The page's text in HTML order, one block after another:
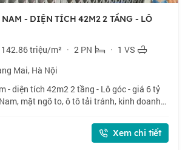
- DIỆN TÍCH 42M2 2 TẦNG - LÔ
142.86 triệu/m² · 2 PN · 1 VS
Mai, Hà Nội
- diện tích 42m2 2 tầng - Lô góc - giá 6 tỷ
mặt ngõ to, ô tô tải tránh, kinh doanh
cất
Xem chi tiết